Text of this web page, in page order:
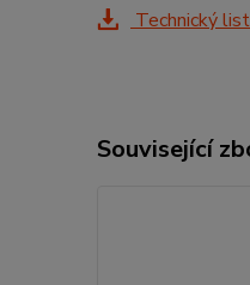
Technický
Související